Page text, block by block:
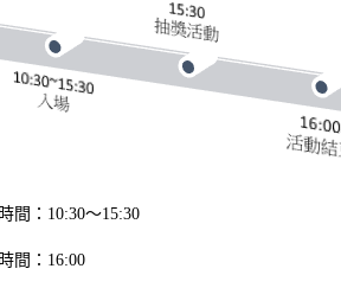
間：10:30～15:30
間：16:00